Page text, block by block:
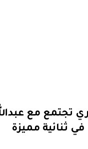
تجتمع مع
في ثنائية مميزة